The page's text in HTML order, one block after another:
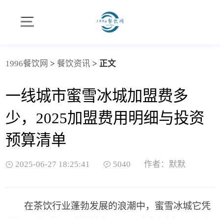
1996餐饮网 > 餐饮资讯 > 正文
一线城市蜜雪冰城加盟费多
少，2025加盟费用明细与投资
预算清单
2025-06-27 18:25:41 5040 作者：默默
在茶饮行业蓬勃发展的浪潮中，蜜雪冰城它凭